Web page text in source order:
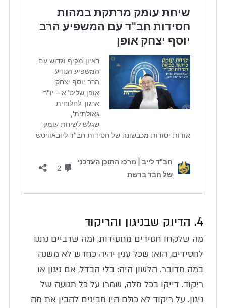
4. הדיוק שבניגון והריקוד
מה שלקחו חסידים מחסידות, ומה שרביים נתנו
לחסידים, הוא: שכל ענין יהיה כחדש לא משנה
במה מדובר. הלשון היה: בלי הבדל, אם ניגון או
ריקוד. דייקו בכל מלה, שמרו על כל תנועה של
ניגון. על ריקוד לא כולם היו מבינים להבין את מה